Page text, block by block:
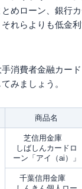
めローン、銀行
れらよりも低金
消費者金融カー
みましょう。
商品名
芝信用金庫
しばしんカードロ
ーン「アイ（ai）」
千葉信用金庫